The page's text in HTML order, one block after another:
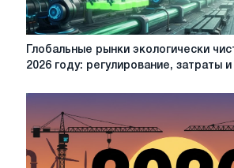
изменением
климата
Глобальные
рынки
чистой
2026
году:
Глобальные рынки экологически
2026 году: регулирование, затраты